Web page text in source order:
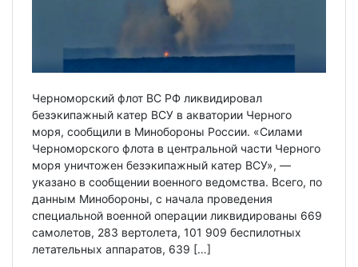
Черноморский флот ВС РФ ликвидировал
безэкипажный катер ВСУ в акватории Черного
моря, сообщили в Минобороны России. «Силами
Черноморского флота в центральной части Черного
моря уничтожен безэкипажный катер ВСУ», —
указано в сообщении военного ведомства. Всего, по
данным Минобороны, с начала проведения
специальной военной операции ликвидированы 669
самолетов, 283 вертолета, 101 909 беспилотных
летательных аппаратов, 639 […]